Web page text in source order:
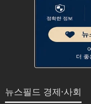
뉴스필드 경제·사회